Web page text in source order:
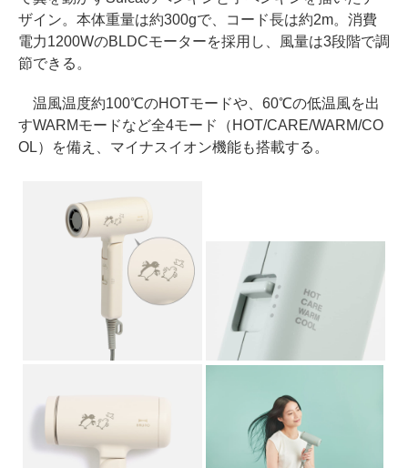
ザイン。本体重量は約300gで、コード長は約2m。消費
電力1200WのBLDCモーターを採用し、風量は3段階で調
節できる。
温風温度約100℃のHOTモードや、60℃の低温風を出
すWARMモードなど全4モード（HOT/CARE/WARM/CO
OL）を備え、マイナスイオン機能も搭載する。